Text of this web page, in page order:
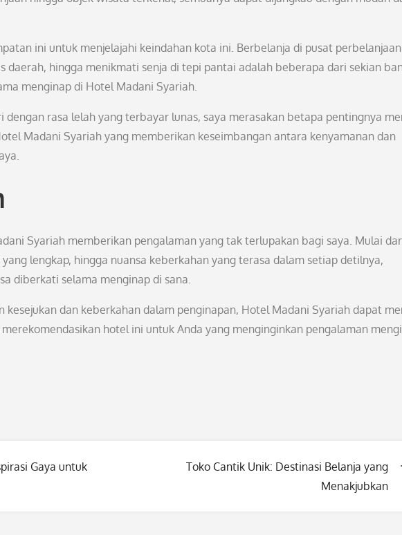
ini untuk menjelajahi keindahan kota ini. Berbelanja di pusat perbelanjaan
daerah, hingga menikmati senja di tepi pantai adalah beberapa dari sekian
menginap di Hotel Madani Syariah.
dengan rasa lelah yang terbayar lunas, saya merasakan betapa pentingnya
Madani Syariah yang memberikan keseimbangan antara kenyamanan dan
Syariah memberikan pengalaman yang tak terlupakan bagi saya. Mulai
lengkap, hingga nuansa keberkahan yang terasa dalam setiap detilnya,
diberkati selama menginap di sana.
kesejukan dan keberkahan dalam penginapan, Hotel Madani Syariah dapat
hotel ini untuk Anda yang menginginkan pengalaman
Gaya untuk
Toko Cantik Unik: Destinasi Belanja yang
Menakjubkan